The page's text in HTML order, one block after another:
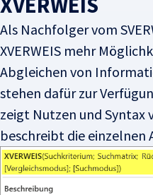
Als Nachfolger vom
XVERWEIS mehr
Abgleichen von
stehen dafür zur
zeigt Nutzen und Syntax
beschreibt die einzelnen